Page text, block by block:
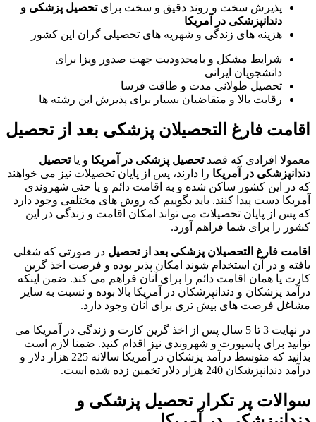
پذیرش سخت و روند دقیق و سخت برایتحصیل پزشکی و
دندانپزشکی در آمریکا
هزینه های زندگی و شهریه های تحصیلی گران این کشور
شرایط مشکل و بامحدودیت جهت صدور ویزا برای
دانشجویان ایرانی
تحصیل طولانی مدت و طاقت فرسا
رقابت بالا و متقاضیان بسیار برای پذیرش این رشته ها
اقامت فارغ التحصیلان پزشکی بعد از تحصیل
معمولا افرادی که قصدتحصیل پزشکی در آمریکا و یاتحصیل
دندانپزشکی در آمریکا را دارند، پس از پایان تحصیلات نیز می خواهند
که در این کشور ساکن شده و به اقامت دائم و یا حتی شهروندی
آمریکا دست پیدا کنند. باید بگوییم که روش های مختلفی وجود دارد
که پس از پایان تحصیلات می تواند امکان اقامت و زندگی در این
کشور را برای شما فراهم آورد.
اقامت فارغ التحصیلان پزشکی بعد از تحصیل در صورتی که شغلی
یافته و در آن استخدام شوند امکان پذیر بوده و فرصت اخذ گرین
کارت یا همان اقامت دائم را برای آنان فراهم می کند. ضمن اینکه
درآمد پزشکان و دندانپزشکان در آمریکا بالا بوده و نسبت به سایر
مشاغل فرصت های بیش تری برای آنان وجود دارد.
در نهایت 3 تا 5 سال پس از اخذ گرین کارت و زندگی در آمریکا می
توانید برای پاسپورت و شهروندی نیز اقدام کنید. ضمنا لازم است
بدانید که متوسط درآمد پزشکان در آمریکا سالانه 225 هزار دلار و
درآمد دندانپزشکان 240 هزار دلار تخمین زده شده است.
سوالات پر تکرار تحصیل پزشکی و